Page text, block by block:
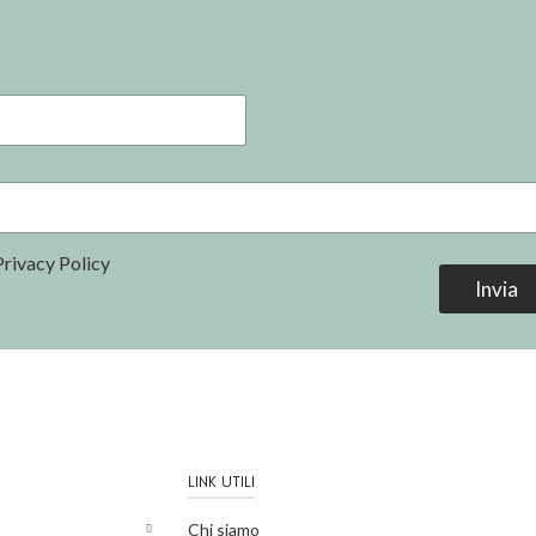
Policy
Invia
LINK UTILI
Chi siamo